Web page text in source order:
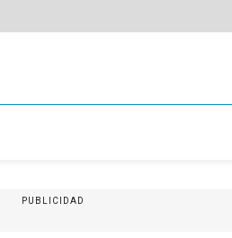
PUBLICIDAD